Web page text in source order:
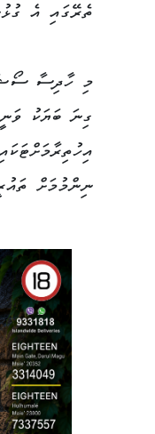
ތެރޭގައި އެ
މި ހާދިސާ
ގިނަ ބަޔަކު
ނިންމުމަށް